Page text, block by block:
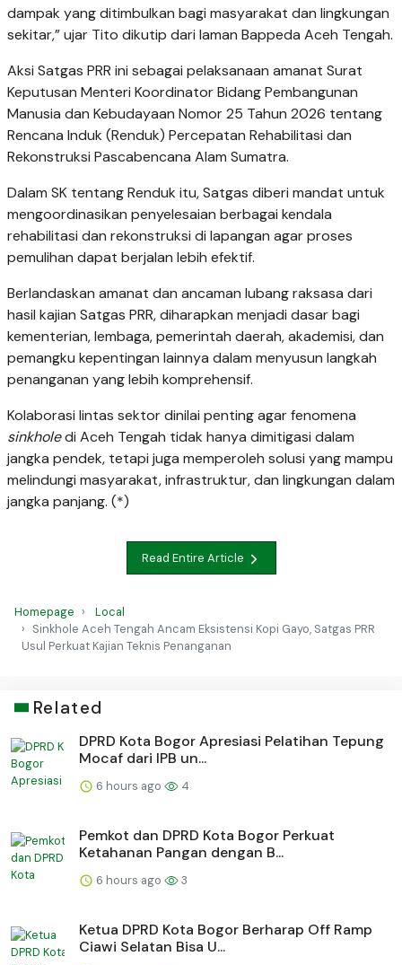
dampak yang ditimbulkan bagi masyarakat dan lingkungan
sekitar,” ujar Tito dikutip dari laman Bappeda Aceh Tengah.
Aksi Satgas PRR ini sebagai pelaksanaan amanat Surat
Keputusan Menteri Koordinator Bidang Pembangunan
Manusia dan Kebudayaan Nomor 25 Tahun 2026 tentang
Rencana Induk (Renduk) Percepatan Rehabilitasi dan
Rekonstruksi Pascabencana Alam Sumatra.
Dalam SK tentang Renduk itu, Satgas diberi mandat untuk
mengoordinasikan penyelesaian berbagai kendala
rehabilitasi dan rekonstruksi di lapangan agar proses
pemulihan dapat berjalan lebih efektif.
Berlandaskan amanat dan ancaman lubang raksasa dari
hasil kajian Satgas PRR, diharapkan menjadi dasar bagi
kementerian, lembaga, pemerintah daerah, akademisi, dan
pemangku kepentingan lainnya dalam menyusun langkah
penanganan yang lebih komprehensif.
Kolaborasi lintas sektor dinilai penting agar fenomena
sinkholedi Aceh Tengah tidak hanya dimitigasi dalam
jangka pendek, tetapi juga memperoleh solusi yang mampu
melindungi masyarakat, infrastruktur, dan lingkungan dalam
jangka panjang. (*)
Read Entire Article
Homepage
Local
Sinkhole Aceh Tengah Ancam Eksistensi Kopi Gayo, Satgas PRR
Usul Perkuat Kajian Teknis Penanganan
Related
DPRD Kota Bogor Apresiasi Pelatihan Tepung
Mocaf dari IPB un...
6 hours ago 4
Pemkot dan DPRD Kota Bogor Perkuat
Ketahanan Pangan dengan B...
6 hours ago 3
Ketua DPRD Kota Bogor Berharap Off Ramp
Ciawi Selatan Bisa U...